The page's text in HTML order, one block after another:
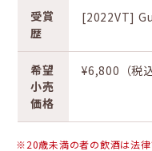
受賞
歴
[2022VT]
希望
小売
価格
¥6,800（税
※20歳未満の者の飲酒は法律